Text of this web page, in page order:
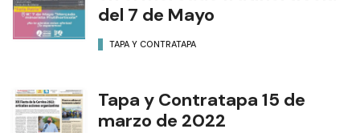
del 7 de Mayo
TAPA Y CONTRATAPA
Tapa y Contratapa 15 de
marzo de 2022